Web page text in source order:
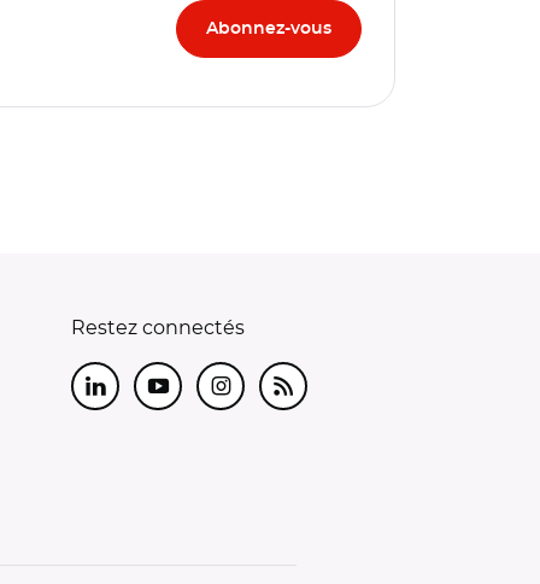
Restez connectés
LinkedInYoutubeInstagram
RSS